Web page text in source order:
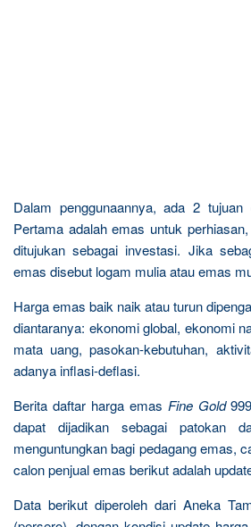
Dalam penggunaannya, ada 2
Pertama adalah emas untuk
ditujukan sebagai investasi. Jika
emas disebut logam mulia atau emas
Harga emas baik naik atau turun
diantaranya: ekonomi global, ekonomi
mata uang, pasokan-kebutuhan,
adanya inflasi-deflasi.
Berita daftar harga emas Fine Gold
dapat dijadikan sebagai patokan
menguntungkan bagi pedagang emas,
calon penjual emas berikut adalah
Data berikut diperoleh dari Aneka